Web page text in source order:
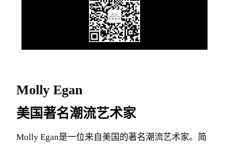
Molly Egan
美国著名潮流艺术家
Molly Egan是一位来自美国的著名潮流艺术家。简